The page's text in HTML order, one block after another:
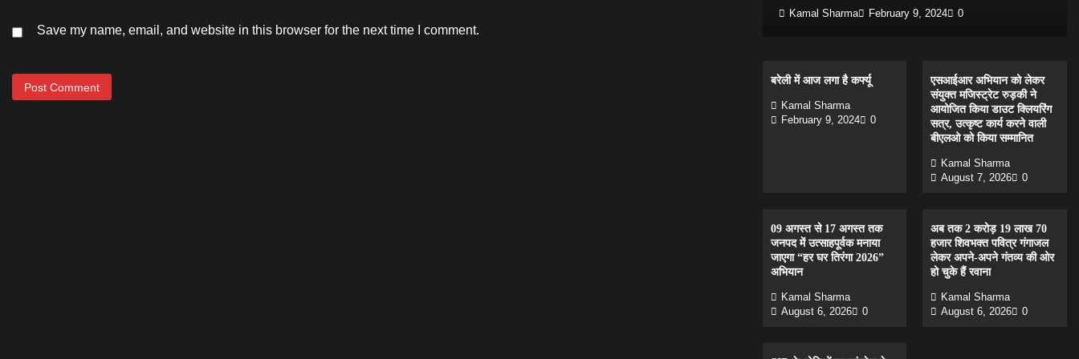
Save my name, email, and website in this browser for the next time I comment.
Kamal Sharma February 9, 2024 0
बरेली में आज लगा है कर्फ्यू
Kamal Sharma
February 9, 2024
0
एसआईआर अभियान को लेकर
संयुक्त मजिस्ट्रेट रुड़की ने
आयोजित किया डाउट क्लियरिंग
सत्र, उत्कृष्ट कार्य करने वाली
बीएलओ को किया सम्मानित
Kamal Sharma
August 7, 2026
0
09 अगस्त से 17 अगस्त तक
जनपद में उत्साहपूर्वक मनाया
जाएगा “हर घर तिरंगा 2026”
अभियान
Kamal Sharma
August 6, 2026
0
अब तक 2 करोड़ 19 लाख 70
हजार शिवभक्त पवित्र गंगाजल
लेकर अपने-अपने गंतव्य की ओर
हो चुके हैं रवाना
Kamal Sharma
August 6, 2026
0